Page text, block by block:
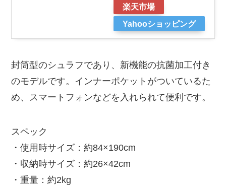
楽天市場
Yahooショッピング
封筒型のシュラフであり、新機能の抗菌加工付き
のモデルです。インナーポケットがついているた
め、スマートフォンなどを入れられて便利です。
スペック
・使用時サイズ：約84×190cm
・収納時サイズ：約26×42cm
・重量：約2kg